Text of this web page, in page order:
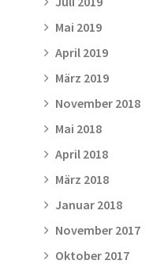
Mai 2019
April 2019
März 2019
November 2018
Mai 2018
April 2018
März 2018
Januar 2018
November 2017
Oktober 2017